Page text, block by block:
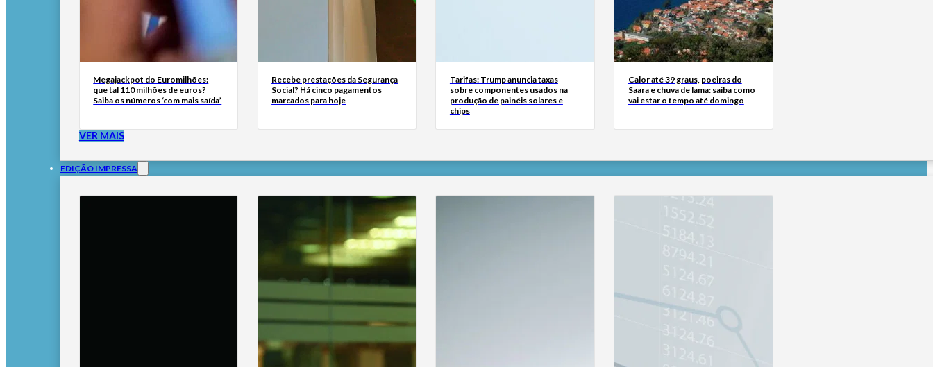
Megajackpot do Euromilhões:
que tal 110 milhões de euros?
Saiba os números ‘com mais saída’
Recebe prestações da Segurança
Social? Há cinco pagamentos
marcados para hoje
Tarifas: Trump anuncia taxas
sobre componentes usados na
produção de painéis solares e
chips
Calor até 39 graus, poeiras do
Saara e chuva de lama: saiba como
vai estar o tempo até domingo
VER MAIS
EDIÇÃO IMPRESSA